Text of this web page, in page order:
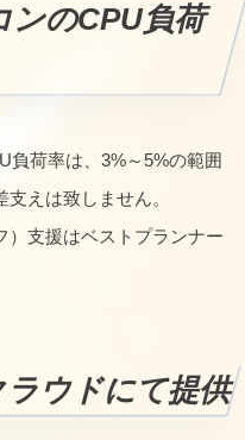
ンのCPU負荷
負荷率は、3%～5%の範囲
えは致しません。
）支援はベストプランナー
ウドにて提供